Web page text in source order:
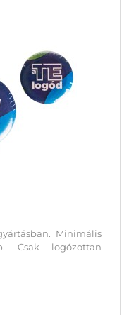
Minimális
Csak logózottan